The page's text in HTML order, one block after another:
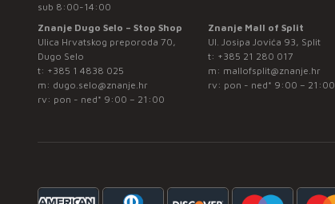
sub 8:00-14:00
Znanje Dugo Selo – Stop Shop
Ulica Hrvatskog preporoda 70,
Dugo Selo
t: +385 1 4838 025
m: dugo.selo@znanje.hr
rv: pon - ned* 9:00 – 21:00
Znanje Mall of Split
Ul. Josipa Jovića 93, Split
t: +385 21 280 017
m: mallofsplit@znanje.hr
rv: pon - ned* 9:00 – 21:00